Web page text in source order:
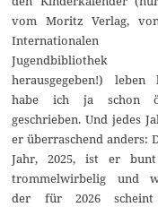
vom Moritz Verlag,
Internationalen
Jugendbibliothek
herausgegeben!) leben
habe ich ja schon
geschrieben. Und jedes
er überraschend anders:
Jahr, 2025, ist er
trommelwirbelig und
der für 2026